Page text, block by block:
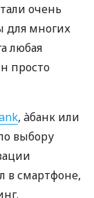
очень
для многих
любая
просто
, àбанк или
выбору
в смартфоне,